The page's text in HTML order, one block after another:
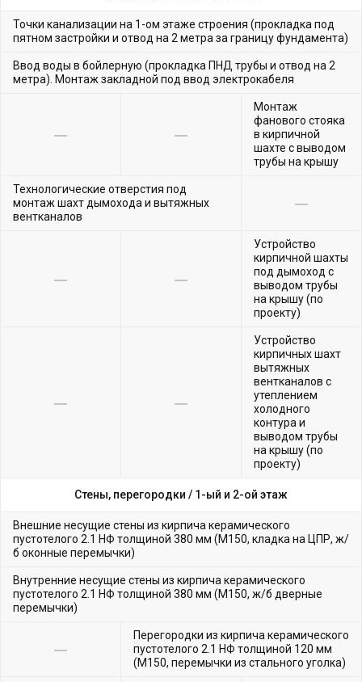
Точки канализации на 1-ом этаже строения (прокладка под
пятном застройки и отвод на 2 метра за границу фундамента)
Ввод воды в бойлерную (прокладка ПНД трубы и отвод на 2
метра). Монтаж закладной под ввод электрокабеля
Монтаж
фанового стояка
в кирпичной
шахте с выводом
трубы на крышу
Технологические отверстия под
монтаж шахт дымохода и вытяжных
вентканалов
Устройство
кирпичной шахты
под дымоход с
выводом трубы
на крышу (по
проекту)
Устройство
кирпичных шахт
вытяжных
вентканалов с
утеплением
холодного
контура и
выводом трубы
на крышу (по
проекту)
Стены, перегородки / 1-ый и 2-ой этаж
Внешние несущие стены из кирпича керамического
пустотелого 2.1 НФ толщиной 380 мм (М150, кладка на ЦПР, ж/
б оконные перемычки)
Внутренние несущие стены из кирпича керамического
пустотелого 2.1 НФ толщиной 380 мм (М150, ж/б дверные
перемычки)
Перегородки из кирпича керамического
пустотелого 2.1 НФ толщиной 120 мм
(М150, перемычки из стального уголка)